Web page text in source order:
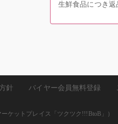
生鮮食品につき返
針 バイヤー会員無料登録
ケットプレイス「ツクツク!!!BtoB」）